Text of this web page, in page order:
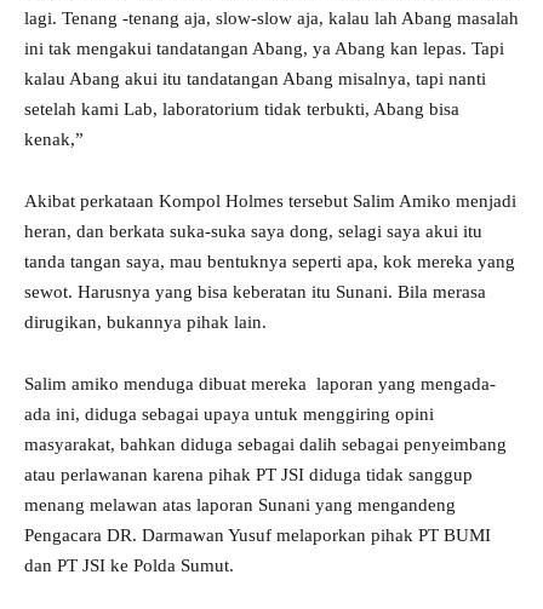
lagi. Tenang -tenang aja, slow-slow aja, kalau lah Abang masalah
ini tak mengakui tandatangan Abang, ya Abang kan lepas. Tapi
kalau Abang akui itu tandatangan Abang misalnya, tapi nanti
setelah kami Lab, laboratorium tidak terbukti, Abang bisa
kenak,”
Akibat perkataan Kompol Holmes tersebut Salim Amiko menjadi
heran, dan berkata suka-suka saya dong, selagi saya akui itu
tanda tangan saya, mau bentuknya seperti apa, kok mereka yang
sewot. Harusnya yang bisa keberatan itu Sunani. Bila merasa
dirugikan, bukannya pihak lain.
Salim amiko menduga dibuat mereka laporan yang mengada-
ada ini, diduga sebagai upaya untuk menggiring opini
masyarakat, bahkan diduga sebagai dalih sebagai penyeimbang
atau perlawanan karena pihak PT JSI diduga tidak sanggup
menang melawan atas laporan Sunani yang mengandeng
Pengacara DR. Darmawan Yusuf melaporkan pihak PT BUMI
dan PT JSI ke Polda Sumut.